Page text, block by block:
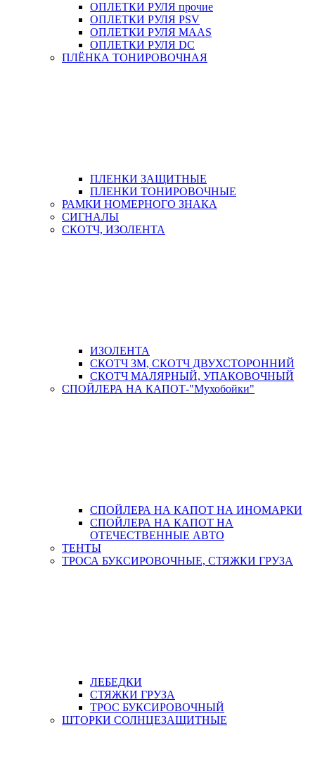
ОПЛЕТКИ РУЛЯ прочие
ОПЛЕТКИ РУЛЯ PSV
ОПЛЕТКИ РУЛЯ MAAS
ОПЛЕТКИ РУЛЯ DC
ПЛЁНКА ТОНИРОВОЧНАЯ
ПЛЕНКИ ЗАЩИТНЫЕ
ПЛЕНКИ ТОНИРОВОЧНЫЕ
РАМКИ НОМЕРНОГО ЗНАКА
СИГНАЛЫ
СКОТЧ, ИЗОЛЕНТА
ИЗОЛЕНТА
СКОТЧ 3М, СКОТЧ ДВУХСТОРОННИЙ
СКОТЧ МАЛЯРНЫЙ, УПАКОВОЧНЫЙ
СПОЙЛЕРА НА КАПОТ-"Мухобойки"
СПОЙЛЕРА НА КАПОТ НА ИНОМАРКИ
СПОЙЛЕРА НА КАПОТ НА
ОТЕЧЕСТВЕННЫЕ АВТО
ТЕНТЫ
ТРОСА БУКСИРОВОЧНЫЕ, СТЯЖКИ ГРУЗА
ЛЕБЕДКИ
СТЯЖКИ ГРУЗА
ТРОС БУКСИРОВОЧНЫЙ
ШТОРКИ СОЛНЦЕЗАЩИТНЫЕ